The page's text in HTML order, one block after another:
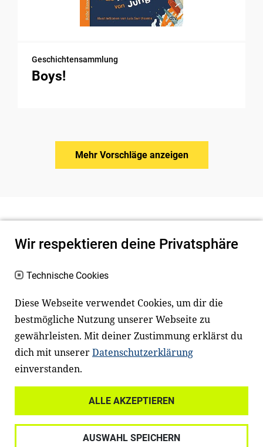
Geschichtensammlung
Boys!
Mehr Vorschläge anzeigen
Newsletter
Facebook LinkedIn
Datenschutz
Wir respektieren deine Privatsphäre
Technische Cookies
Diese Webseite verwendet Cookies, um dir die
bestmögliche Nutzung unserer Webseite zu
gewährleisten. Mit deiner Zustimmung erklärst du
dich mit unsererDatenschutzerklärung
einverstanden.
ALLE AKZEPTIEREN
AUSWAHL SPEICHERN